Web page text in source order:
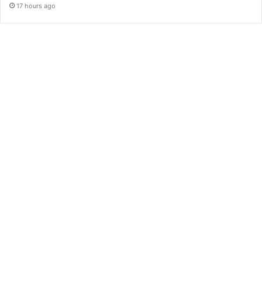
17 hours ago